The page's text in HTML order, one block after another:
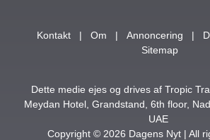
Kontakt| Om | Annoncering |
Sitemap
Dette medie ejes og drives af Tropic
Meydan Hotel, Grandstand, 6th floor,
UAE
Copyright © 2026 Dagens Nyt | All